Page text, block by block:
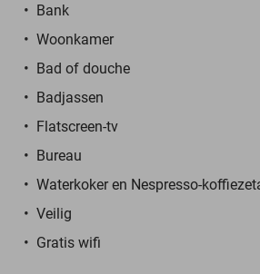
Bank
Woonkamer
Bad of douche
Badjassen
Flatscreen-tv
Bureau
Waterkoker en Nespresso-
Veilig
Gratis wifi